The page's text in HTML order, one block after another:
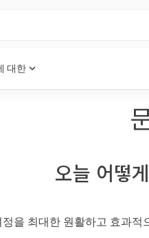
대한 expand_more
오늘 어떻
을 최대한 원활하고 효과